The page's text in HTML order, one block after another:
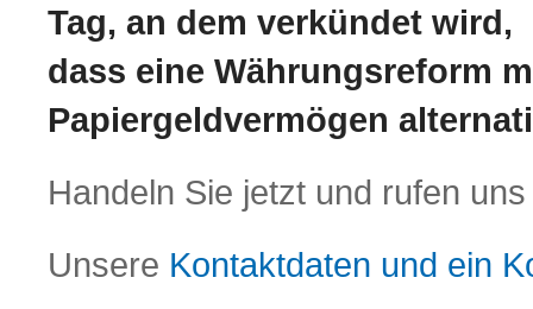
Tag, an dem verkündet wird,
dass eine Währungsreform
Papiergeldvermögen
Handeln Sie jetzt und rufen
Unsere Kontaktdaten und ein